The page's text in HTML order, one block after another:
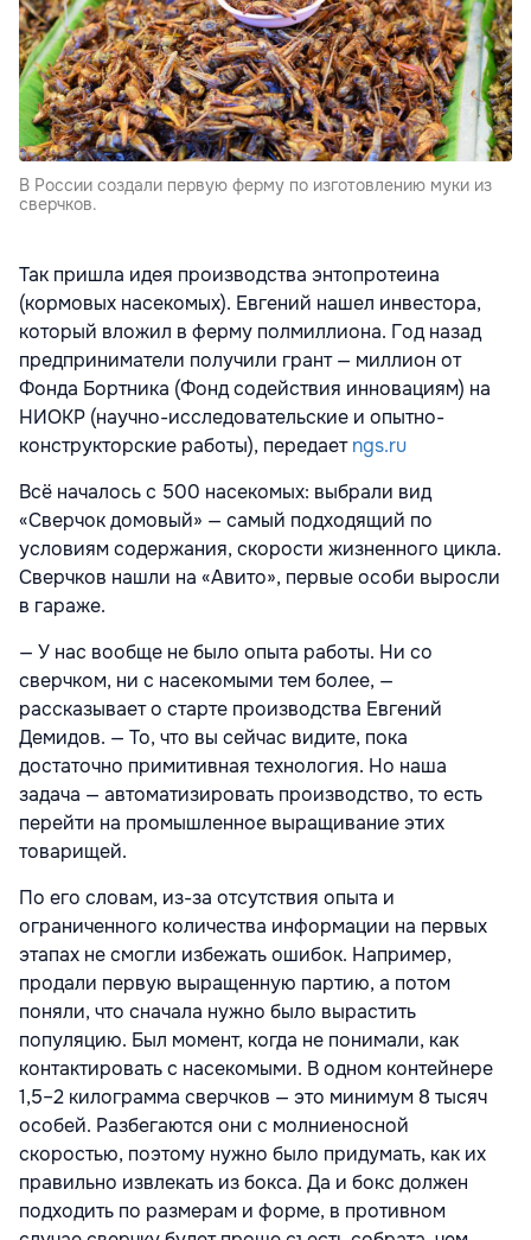
В России создали первую ферму по изготовлению муки из
сверчков.
Так пришла идея производства энтопротеина
(кормовых насекомых). Евгений нашел инвестора,
который вложил в ферму полмиллиона. Год назад
предприниматели получили грант — миллион от
Фонда Бортника (Фонд содействия инновациям) на
НИОКР (научно-исследовательские и опытно-
конструкторские работы), передаетngs.ru
Всё началось с 500 насекомых: выбрали вид
«Сверчок домовый» — самый подходящий по
условиям содержания, скорости жизненного цикла.
Сверчков нашли на «Авито», первые особи выросли
в гараже.
— У нас вообще не было опыта работы. Ни со
сверчком, ни с насекомыми тем более, —
рассказывает о старте производства Евгений
Демидов. — То, что вы сейчас видите, пока
достаточно примитивная технология. Но наша
задача — автоматизировать производство, то есть
перейти на промышленное выращивание этих
товарищей.
По его словам, из-за отсутствия опыта и
ограниченного количества информации на первых
этапах не смогли избежать ошибок. Например,
продали первую выращенную партию, а потом
поняли, что сначала нужно было вырастить
популяцию. Был момент, когда не понимали, как
контактировать с насекомыми. В одном контейнере
1,5–2 килограмма сверчков — это минимум 8 тысяч
особей. Разбегаются они с молниеносной
скоростью, поэтому нужно было придумать, как их
правильно извлекать из бокса. Да и бокс должен
подходить по размерам и форме, в противном